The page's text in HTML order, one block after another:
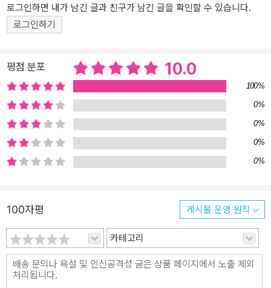
글을 통해 속담의 유래를 알려주면서 그 뜻과 쓰임새를 재미있게 알
려주는 책이에요. 뜻풀이만 나열한 사전 형식의 책과 달리, 속담이 생
있지요. 또 속담에 담긴 우리의 옛 문화를 엿볼 수 있어서 더 좋아요.
기계적으로 달달 외우는 속담이 아니라, 이해하고 실생활 속에서 바
로 써먹는 속담을 배워 보세요. 책의 특징 재미있는 유래 이야기를 읽
으며 속담의 뜻과 쓰임을 제대로 배워요 ‘소 잃고 외양간 고친다’는 어
떻게 생겨난 말일까요? 이 속담을 이해하기 위해서는 소가 농경 사회
에서 가장 큰 재산이었던 것을 알아야 해요. ‘까마귀 날자 배 떨어진
다’는 옛 불교 설화에서 나온 속담으로, 그 설화를 알면 뜻과 쓰임을
더 잘 이해할 수 있지요. 이처럼 우리가 흔히 쓰는 속담에는 저마다 생
물의 모습에 빗대거나 역사 속 이야기에서 만들어진 속담도 많아요.
이렇게 재미있는 유래 이야기를 읽다 보면 속담의 뜻과 쓰임새를 외
우지 않아도 자연스레 익힐 수 있답니다. 속담을 통해 삶의 지혜를 배
우고 세상을 보는 눈을 넓혀요 ‘가는 말이 고와야 오는 말이 곱다’는
말을 조심해야 한다는 것을, ‘공든 탑이 무너지랴’는 노력의 힘을, ‘무
쇠도 갈면 바늘 된다’는 꾸준함의 중요성을 알려주는 속담이에요. 또
로그인하면 내가 남긴 글과 친구가 남긴 글을 확인할 수 있습니다.
로그인하기
평점 분포 10.0
100%
0%
0%
0%
0%
100자평 게시물 운영 원칙
카테고리